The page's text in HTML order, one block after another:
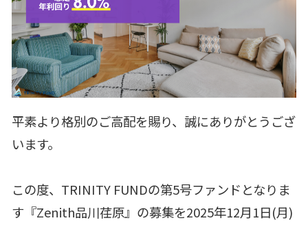
平素より格別のご高配を賜り、誠にありがとうござ
います。
この度、TRINITY FUNDの第5号ファンドとなりま
す『Zenith品川荏原』の募集を2025年12月1日(月)